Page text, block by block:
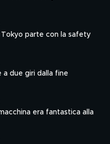
Tokyo parte con la safety
a due giri dalla fine
era fantastica alla